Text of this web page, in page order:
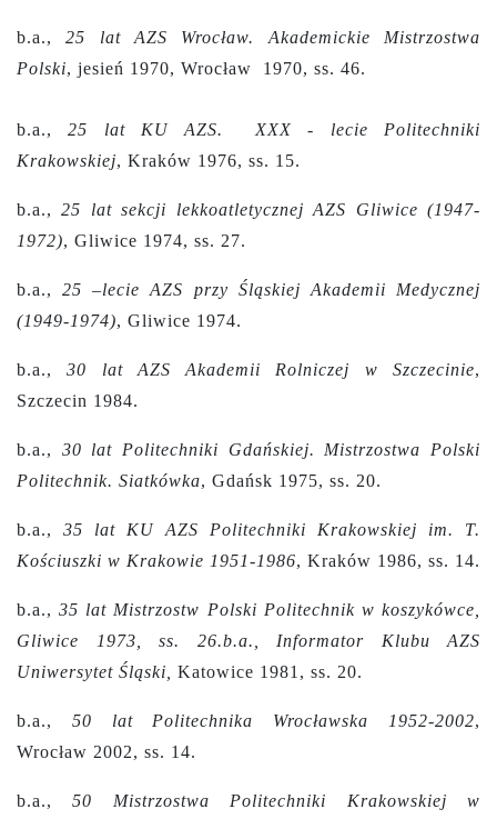
b.a.,25 lat AZS Wrocław. Akademickie Mistrzostwa
Polski, jesień 1970, Wrocław 1970, ss. 46.
b.a.,25 lat KU AZS. XXX - lecie Politechniki
Krakowskiej, Kraków 1976, ss. 15.
b.a.,25 lat sekcji lekkoatletycznej AZS Gliwice (1947-
1972), Gliwice 1974, ss. 27.
b.a.,25 –lecie AZS przy Śląskiej Akademii Medycznej
(1949-1974), Gliwice 1974.
b.a.,30 lat AZS Akademii Rolniczej w Szczecinie,
Szczecin 1984.
b.a., 30 lat Politechniki Gdańskiej. Mistrzostwa Polski
Politechnik. Siatkówka, Gdańsk 1975, ss. 20.
b.a., 35 lat KU AZS Politechniki Krakowskiej im. T.
Kościuszki w Krakowie 1951-1986, Kraków 1986, ss. 14.
b.a.,35 lat Mistrzostw Polski Politechnik w koszykówce,
Gliwice 1973, ss. 26.b.a., Informator Klubu AZS
Uniwersytet Śląski,
Katowice 1981, ss. 20.
b.a., 50 lat Politechnika Wrocławska 1952-2002,
Wrocław 2002, ss. 14.
b.a.,50 Mistrzostwa Politechniki Krakowskiej w